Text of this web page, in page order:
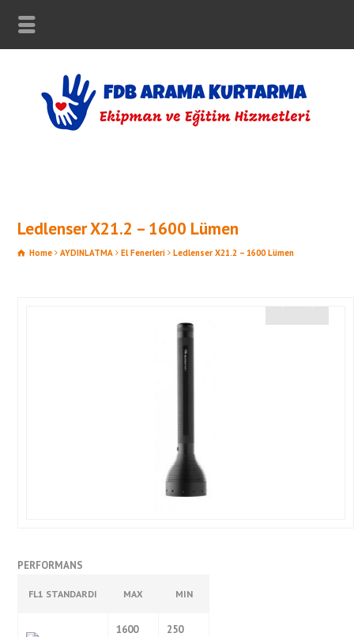
Ledlenser X21.2 – 1600 Lümen
Home AYDINLATMA El Fenerleri Ledlenser X21.2 – 1600 Lümen
PERFORMANS
FL1 STANDARDI MAX MIN
1600
250